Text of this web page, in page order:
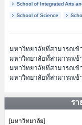
School of Integrated Arts
School of Science
มหาวิทยาลัยที่สามารถเ
มหาวิทยาลัยที่สามารถเ
มหาวิทยาลัยที่สามารถเข้
มหาวิทยาลัยที่สามารถเข้
ร
[มหาวิทยาลัย]